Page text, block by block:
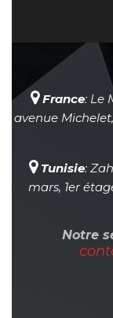
France: Le
avenue
Tunisie:
mars, 1er
Notre